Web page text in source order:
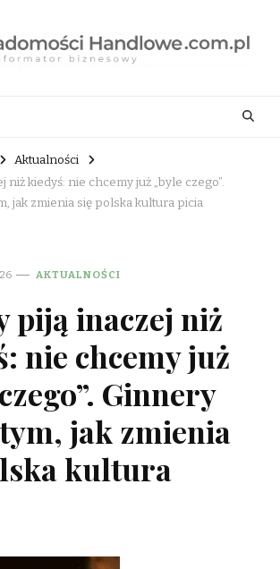
Aktualności
niż kiedyś: nie chcemy już „byle czego”.
jak zmienia się polska kultura picia
AKTUALNOŚCI
piją inaczej niż
nie chcemy już
Ginnery
jak zmienia
kultura